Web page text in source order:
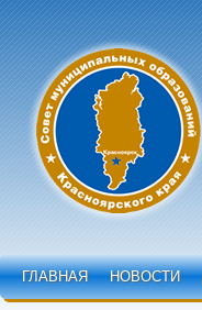
ГЛАВНАЯ НОВОСТИ